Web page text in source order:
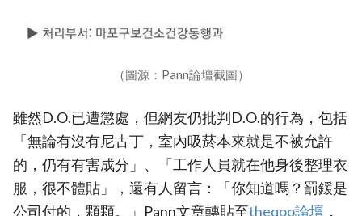
（圖源：Pann論壇截圖）
雖然D.O.已遭懲處，但網友仍批判D.O.的行為，包括
「無論有沒有尼古丁，室內吸菸本來就是不被允許
的，仍有有害成分」、「工作人員就在他身後整理衣
服，很不體貼」，還有人留言：「你知道嗎？罰鍰是
公司付的，顆顆。」Pann文章轉貼至theqoo論壇‎ ，